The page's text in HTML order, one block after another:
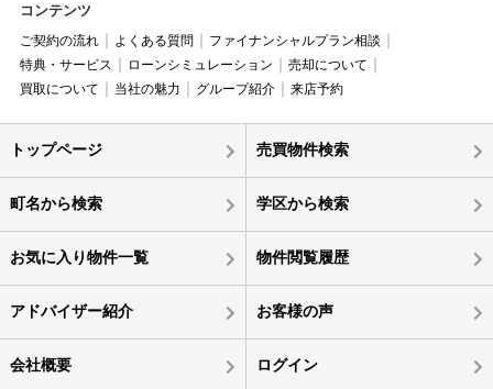
コンテンツ
ご契約の流れ よくある質問
ファイナンシャルプラン相談
特典・サービス
ローンシミュレーション
売却について
買取について
当社の魅力 グループ紹介 来店予約
トップページ 売買物件検索
町名から検索 学区から検索
お気に入り物件一覧 物件閲覧履歴
アドバイザー紹介 お客様の声
会社概要 ログイン